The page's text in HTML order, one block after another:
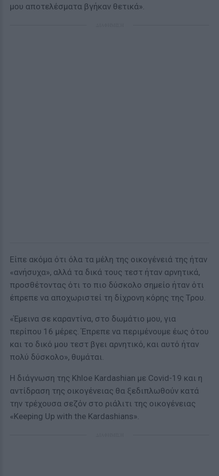
μου αποτελέσματα βγήκαν θετικά».
Είπε ακόμα ότι όλα τα μέλη της οικογένειά της ήταν
«ανήσυχα», αλλά τα δικά τους τεστ ήταν αρνητικά,
προσθέτοντας ότι το πιο δύσκολο σημείο ήταν ότι
έπρεπε να αποχωριστεί τη δίχρονη κόρης της Τρου.
«Έμεινα σε καραντίνα, στο δωμάτιο μου, για
περίπου 16 μέρες. Έπρεπε να περιμένουμε έως ότου
και το δικό μου τεστ βγει αρνητικό, και αυτό ήταν
πολύ δύσκολο», θυμάται.
Η διάγνωση της Khloe Kardashian με Covid-19 και η
αντίδραση της οικογένειας θα ξεδιπλωθούν κατά
την τρέχουσα σεζόν στο ριάλιτι της οικογένειας
«Keeping Up with the Kardashians».